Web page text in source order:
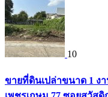
10
ขายที่ดินเปล่าขนาด 1 ง